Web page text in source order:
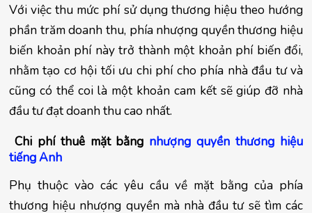
Với việc thu mức phí sử dụng thương hiệu theo hướng
phần trăm doanh thu, phía nhượng quyền thương hiệu
biến khoản phí này trở thành một khoản phí biến đổi,
nhằm tạo cơ hội tối ưu chi phí cho phía nhà đầu tư và
cũng có thể coi là một khoản cam kết sẽ giúp đỡ nhà
đầu tư đạt doanh thu cao nhất.
Chi phí thuê mặt bằng nhượng quyền thương hiệu
tiếng Anh
Phụ thuộc vào các yêu cầu về mặt bằng của phía
thương hiệu nhượng quyền mà nhà đầu tư sẽ tìm các